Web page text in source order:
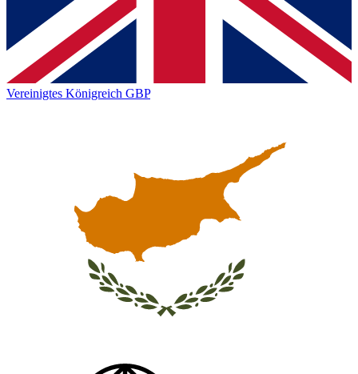
Vereinigtes Königreich GBP